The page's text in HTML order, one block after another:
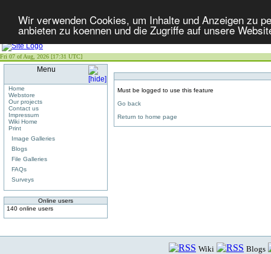
Wir verwenden Cookies, um Inhalte und Anzeigen zu
anbieten zu koennen und die Zugriffe auf unsere
Fri 07 of Aug, 2026 [17:31 UTC]
Menu
Home
Webstore
Our projects
Contact us
Impressum
Wiki Home
Print
Image Galleries
Blogs
File Galleries
FAQs
Surveys
Online users
140 online users
Must be logged to use this feature
Go back
Return to home page
Wiki Blogs